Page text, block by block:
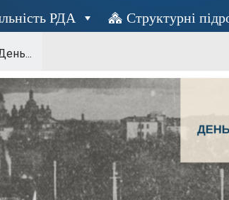
РДА Структурні